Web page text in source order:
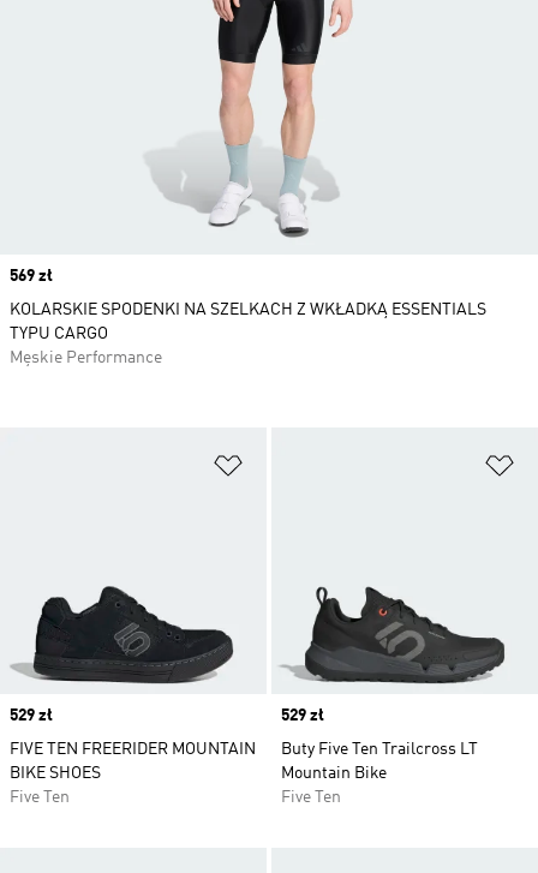
Price
529 zł
FIVE TEN FREERIDER MOUNTAIN
BIKE SHOES
Five Ten
Price
529 zł
Buty Five Ten Trailcross LT
Mountain Bike
Five Ten
Price
569 zł
KOLARSKIE SPODENKI NA SZELKACH Z WKŁADKĄ ESSENTIALS
TYPU CARGO
Męskie Performance